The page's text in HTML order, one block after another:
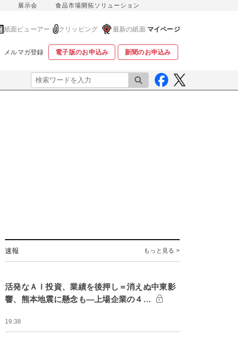
展示会 食品市場開拓ソリューション
紙面ビューアー クリッピング 最新の紙面 マイページ
メルマガ登録 電子版のお申込み 新聞のお申込み
検索
速報 もっと見る >
活発なＡＩ投資、業績を後押し＝消えぬ中東影
響、熊本地震に懸念も―上場企業の４…
19:38